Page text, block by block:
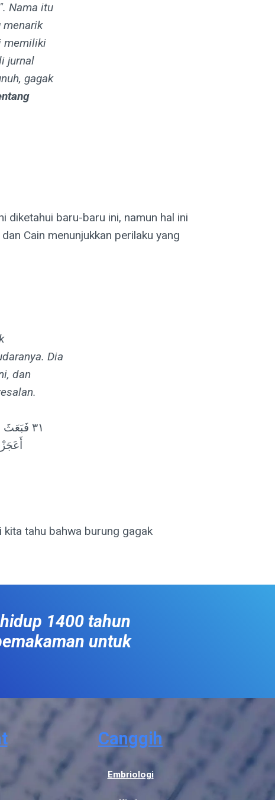
Nama itu
menarik
memiliki
jurnal
gagak
diketahui baru-baru ini, namun hal ini
Cain menunjukkan perilaku yang
Dia
dan
٣١
kita tahu bahwa burung gagak
1400 tahun
untuk
Canggih
Embriologi